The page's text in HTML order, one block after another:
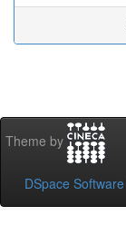
Theme by
DSpace Software